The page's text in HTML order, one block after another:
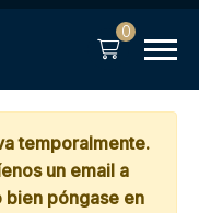
0
temporalmente.
un email a
póngase en